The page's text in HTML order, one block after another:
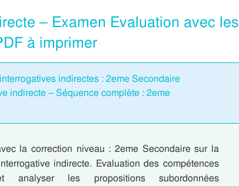
– Examen Evaluation avec les
à imprimer
indirectes : 2eme Secondaire
indirecte – Séquence complète : 2eme
la correction niveau : 2eme Secondaire sur la
indirecte. Evaluation des compétences
analyser les propositions subordonnées